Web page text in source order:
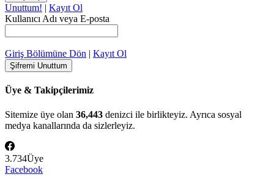
Unuttum! | Kayıt Ol
Kullanıcı Adı veya E-posta
Giriş Bölümüne Dön | Kayıt Ol
Üye & Takipçilerimiz
Sitemize üye olan 36,443 denizci ile birlikteyiz. Ayrıca sosyal
medya kanallarında da sizlerleyiz.
3.734Üye
Facebook